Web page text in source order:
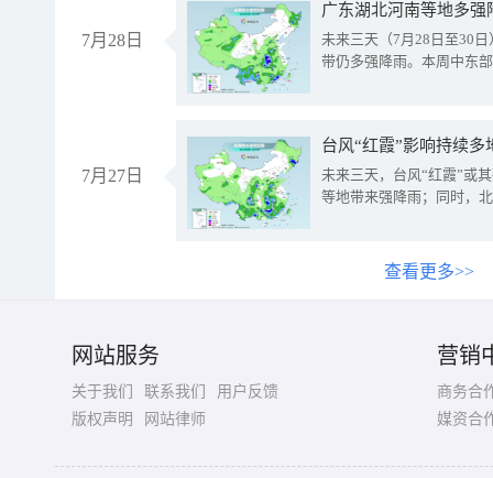
7月28日
广东湖北河南等地多
未来三天（7月28日至30
带仍多强降雨。本周中东
7月27日
台风“红霞”影响持续
未来三天，台风“红霞”或
等地带来强降雨；同时，
查看更多>>
网站服务
关于我们 联系我们
用户反馈
版权声明
网站律师
营销
商务合
媒资合